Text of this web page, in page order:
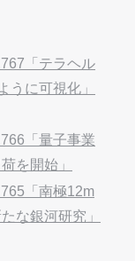
「テラヘル
うに可視化」
「量子事業
を開始」
「南極12m
な銀河研究」